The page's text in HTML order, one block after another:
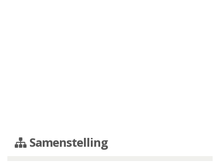
Samenstelling